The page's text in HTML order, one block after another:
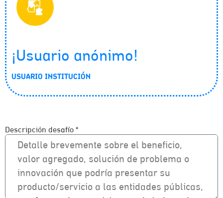
¡Usuario anónimo!
USUARIO INSTITUCIÓN
Descripción desafío *